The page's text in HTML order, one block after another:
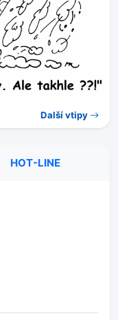
Další vtipy
HOT-LINE